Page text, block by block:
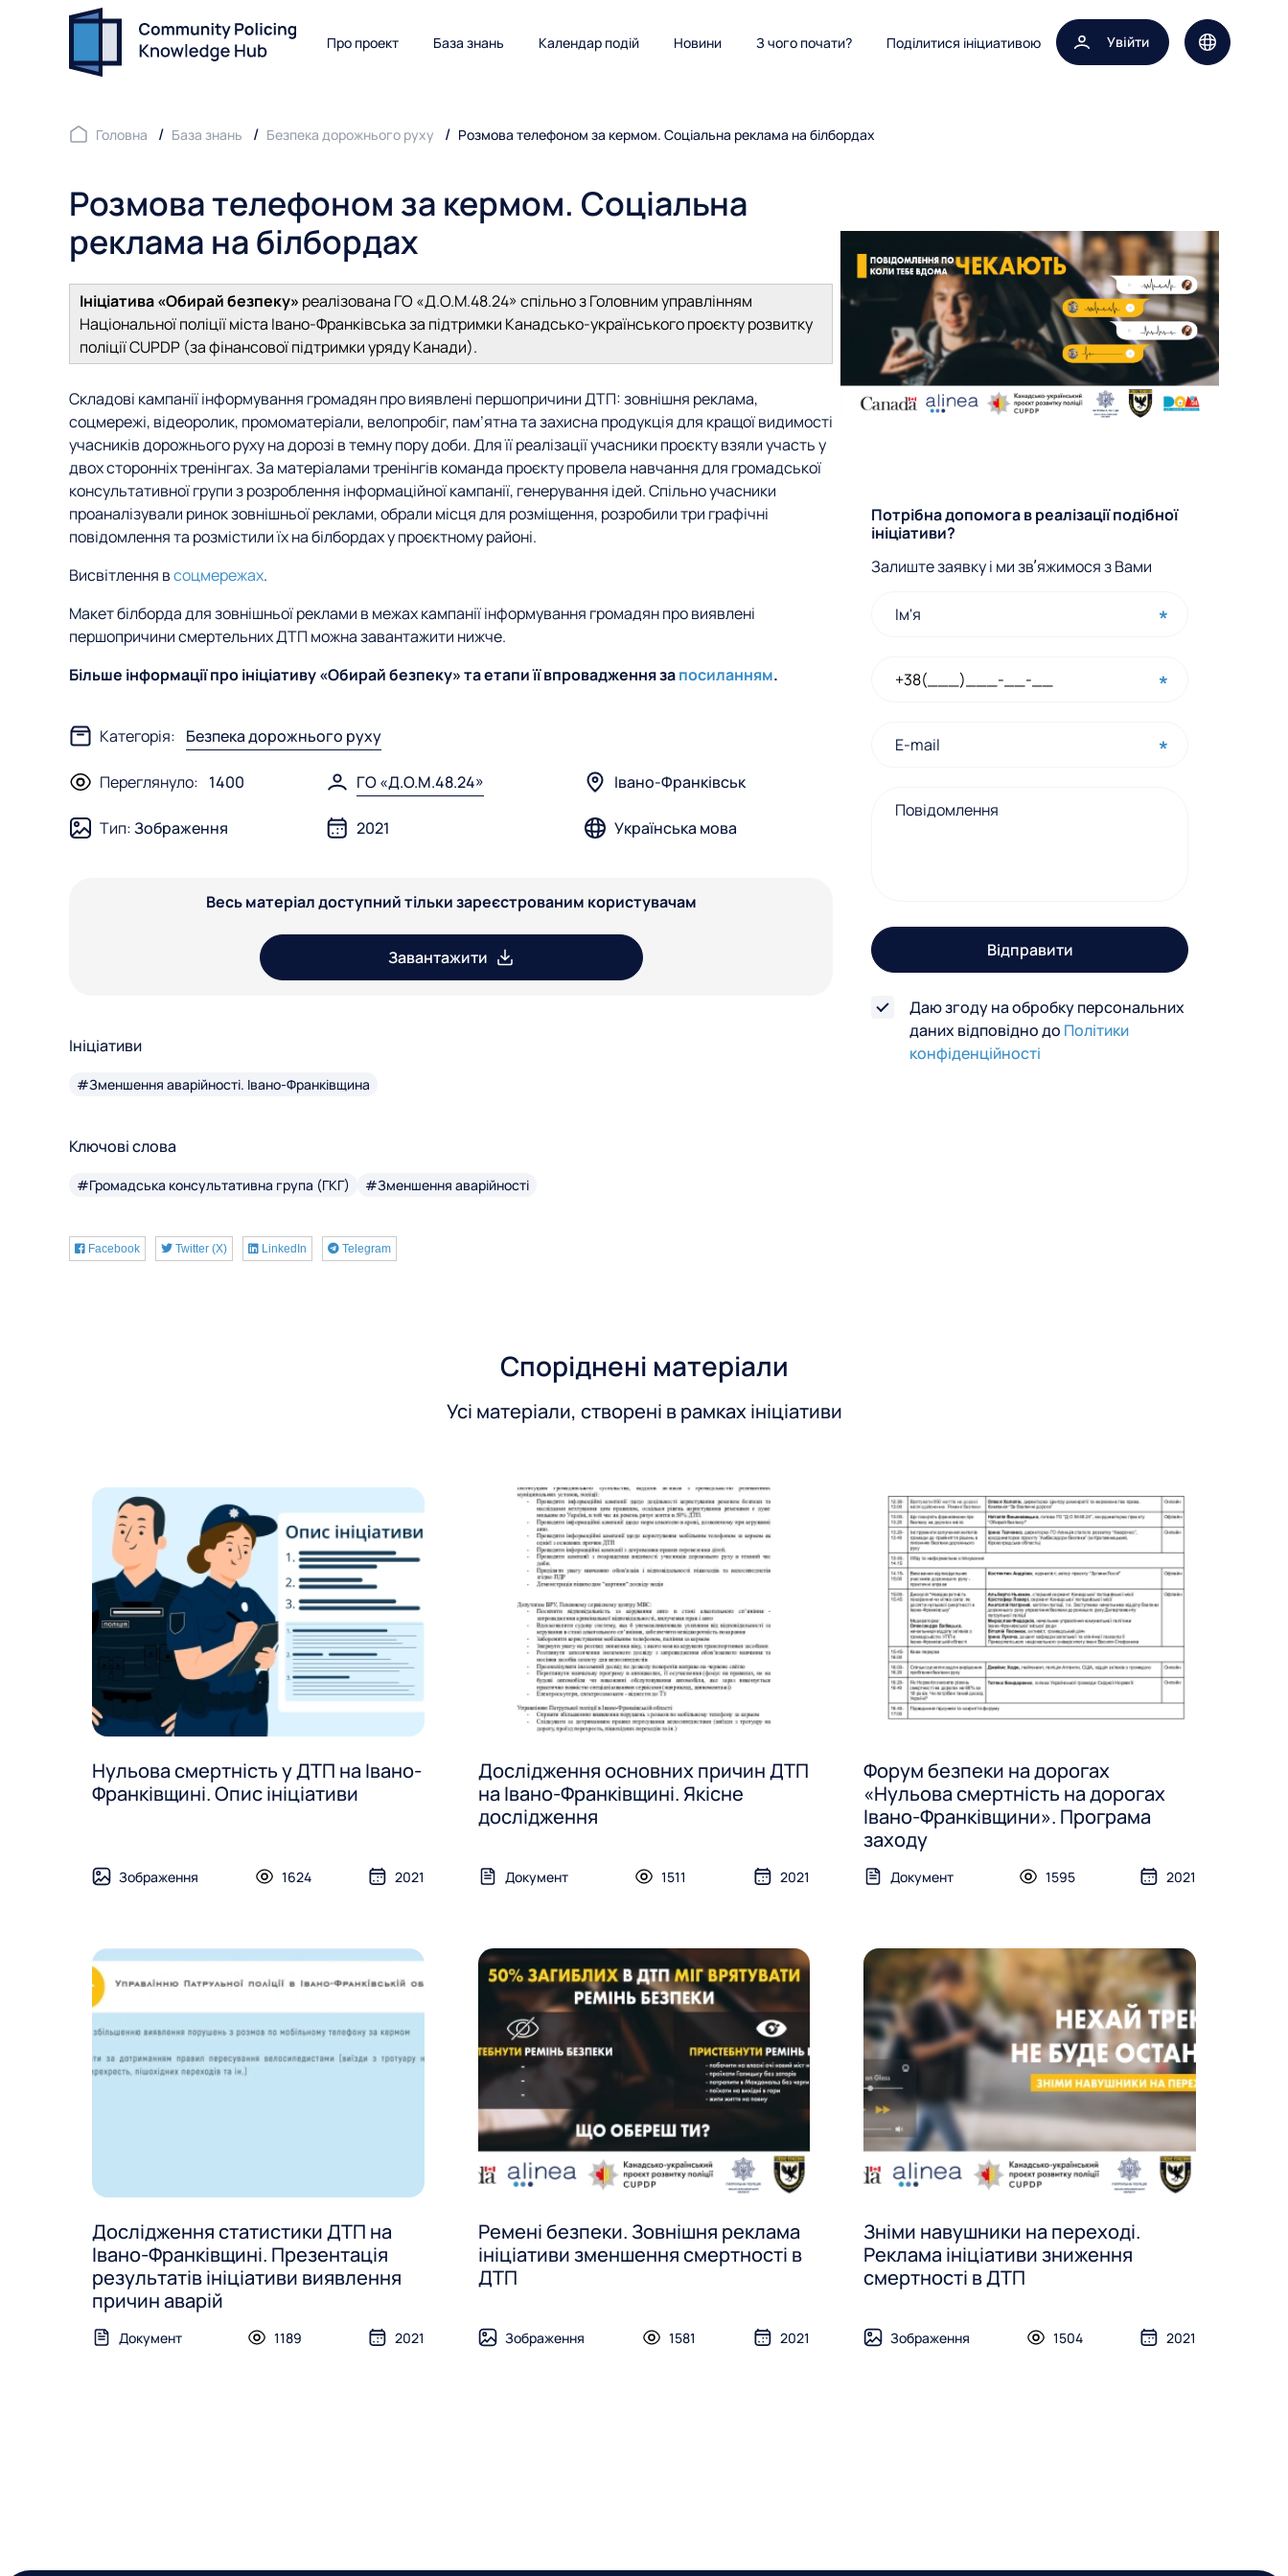
Про проект База знань Календар подій Новини З чого почати? Поділитися ініциативою Увійти Вибір мови
Головна База знань Безпека дорожнього руху Розмова телефоном за кермом. Соціальна реклама на білбордах
Розмова телефоном за кермом. Соціальна
реклама на білбордах
Ініціатива «Обирай безпеку» реалізована ГО «Д.О.М.48.24» спільно з Головним управлінням
Національної поліції міста Івано-Франківська за підтримки Канадсько-українського проєкту розвитку
поліції CUPDP (за фінансової підтримки уряду Канади).
Складові кампанії інформування громадян про виявлені першопричини ДТП: зовнішня реклама,
соцмережі, відеоролик, промоматеріали, велопробіг, пам’ятна та захисна продукція для кращої видимості
учасників дорожнього руху на дорозі в темну пору доби. Для її реалізації учасники проєкту взяли участь у
двох сторонніх тренінгах. За матеріалами тренінгів команда проєкту провела навчання для громадської
консультативної групи з розроблення інформаційної кампанії, генерування ідей. Спільно учасники
проаналізували ринок зовнішньої реклами, обрали місця для розміщення, розробили три графічні
повідомлення та розмістили їх на білбордах у проєктному районі.
Висвітлення всоцмережах.
Макет білборда для зовнішньої реклами в межах кампанії інформування громадян про виявлені
першопричини смертельних ДТП можна завантажити нижче.
Більше інформації про ініціативу «Обирай безпеку» та етапи її впровадження запосиланням.
Категорія: Безпека дорожнього руху
Переглянуло: 1400 ГО «Д.О.М.48.24» Івано-Франківськ
Тип:Зображення 2021 Українська мова
Весь матеріал доступний тільки зареєстрованим користувачам
Завантажити
Ініціативи
#Зменшення аварійності. Івано-Франківщина
Ключові слова
#Громадська консультативна група (ГКГ) #Зменшення аварійності
Facebook Twitter (X) LinkedIn Telegram
Ф
о
р
з
в
Потрібна допомога в реалізації подібної
ініціативи?
Залиште заявку і ми звʼяжимося з Вами
Відправити
Даю згоду на обробку персональних
даних відповідно до Політики
конфіденційності
Споріднені матеріали
Усі матеріали, створені в рамках ініціативи
Нульова смертність у ДТП на Івано-
Франківщині. Опис ініціативи
Зображення 1624 2021
Дослідження основних причин ДТП
на Івано-Франківщині. Якісне
дослідження
Документ 1511 2021
Форум безпеки на дорогах
«Нульова смертність на дорогах
Івано-Франківщини». Програма
заходу
Документ 1595 2021
Дослідження статистики ДТП на
Івано-Франківщині. Презентація
результатів ініціативи виявлення
причин аварій
Документ 1189 2021
Ремені безпеки. Зовнішня реклама
ініціативи зменшення смертності в
ДТП
Зображення 1581 2021
Зніми навушники на переході.
Реклама ініціативи зниження
смертності в ДТП
Зображення 1504 2021